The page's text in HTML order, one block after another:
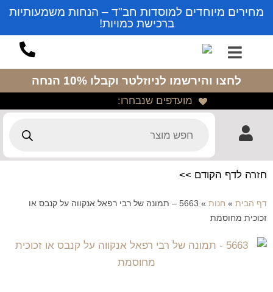
מחירים מיוחדים למוסדות חב"ד – הנחות משמעותיות
ברכישת כמויות!
לחצו והירשמו לניוזלטר וקבלו 10% הנחה
מועדפים שנבחרו:
חזרה לדף הקודם >>
דף הבית » חנות »
5663 – תמונה של רבי רפאל אנקווה על קנבס או
זכוכית מחוסמת